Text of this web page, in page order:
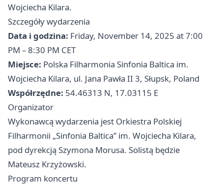
Wojciecha Kilara.
Szczegóły wydarzenia
Data i godzina: Friday, November 14, 2025 at 7:00
PM – 8:30 PM CET
Miejsce: Polska Filharmonia Sinfonia Baltica im.
Wojciecha Kilara, ul. Jana Pawła II 3, Słupsk, Poland
Współrzędne: 54.46313 N, 17.03115 E
Organizator
Wykonawcą wydarzenia jest Orkiestra Polskiej
Filharmonii „Sinfonia Baltica” im. Wojciecha Kilara,
pod dyrekcją Szymona Morusa. Solistą będzie
Mateusz Krzyżowski.
Program koncertu